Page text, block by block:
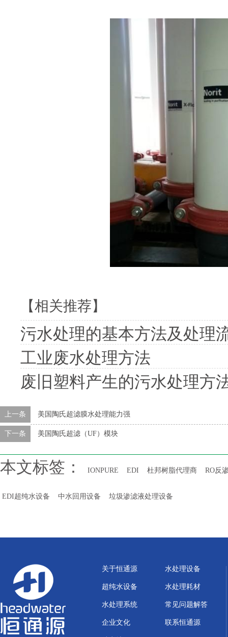
【相关推荐】
污水处理的基本方法及处理
工业废水处理方法
废旧塑料产生的污水处理方
上一条 美国陶氏超滤膜水处理能力强
下一条 美国陶氏超滤（UF）模块
本文标签： IONPURE EDI 杜邦树脂代理商 RO反
EDI超纯水设备 中水回用设备 垃圾渗滤液处理设备
关于恒通源 水处理设备
超纯水设备 水处理耗材
水处理系统 常见问题解答
企业文化 联系恒通源